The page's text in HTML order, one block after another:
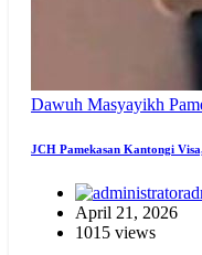
Dawuh Masyayikh
JCH Pamekasan Kantongi
April 21, 2026
1015 views